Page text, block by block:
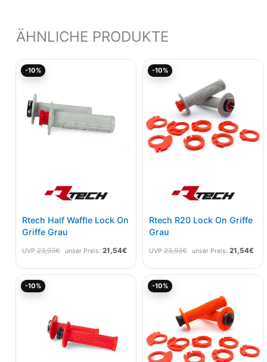
ÄHNLICHE PRODUKTE
-10%
Rtech Half Waffle Lock On
Griffe Grau
UVP 23,93€ unser Preis: 21,54€
Aktueller
-10%
Rtech R20 Lock On Griffe
Grau
UVP 23,93€
23,93€
unser Preis: 21,54€
-10%
Aktueller
-10%
23,93€